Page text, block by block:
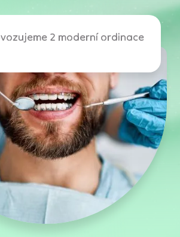
2 moderní ordinace